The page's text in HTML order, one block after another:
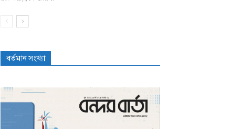
বর্তমান সংখ্যা